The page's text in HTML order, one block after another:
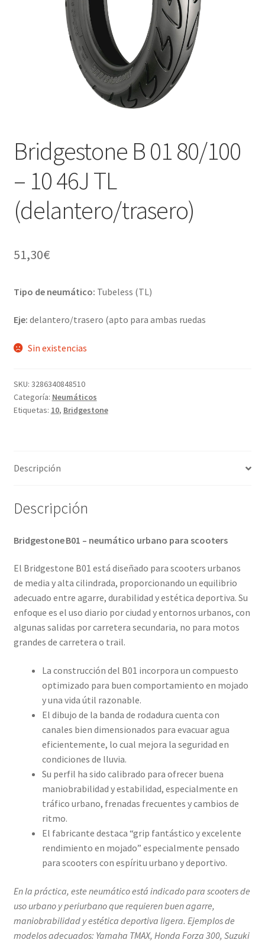
Bridgestone B 01 80/100
– 10 46J TL
(delantero/trasero)
51,30€
Tipo de neumático: Tubeless (TL)
Eje: delantero/trasero (apto para ambas ruedas
Sin existencias
SKU: 3286340848510
Categoría: Neumáticos
Etiquetas: 10, Bridgestone
Descripción
Descripción
Bridgestone B01 – neumático urbano para scooters
El Bridgestone B01 está diseñado para scooters urbanos
de media y alta cilindrada, proporcionando un equilibrio
adecuado entre agarre, durabilidad y estética deportiva. Su
enfoque es el uso diario por ciudad y entornos urbanos, con
algunas salidas por carretera secundaria, no para motos
grandes de carretera o trail.
La construcción del B01 incorpora un compuesto
optimizado para buen comportamiento en mojado
y una vida útil razonable.
El dibujo de la banda de rodadura cuenta con
canales bien dimensionados para evacuar agua
eficientemente, lo cual mejora la seguridad en
condiciones de lluvia.
Su perfil ha sido calibrado para ofrecer buena
maniobrabilidad y estabilidad, especialmente en
tráfico urbano, frenadas frecuentes y cambios de
ritmo.
El fabricante destaca “grip fantástico y excelente
rendimiento en mojado” especialmente pensado
para scooters con espíritu urbano y deportivo.
En la práctica, este neumático está indicado para scooters de
uso urbano y periurbano que requieren buen agarre,
maniobrabilidad y estética deportiva ligera. Ejemplos de
modelos adecuados: Yamaha TMAX, Honda Forza 300, Suzuki